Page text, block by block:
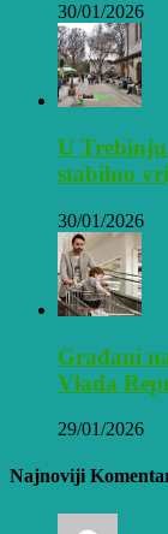
30/01/2026
U Trebinju
stabilno
30/01/2026
Građani
Vlada
29/01/2026
Najnoviji